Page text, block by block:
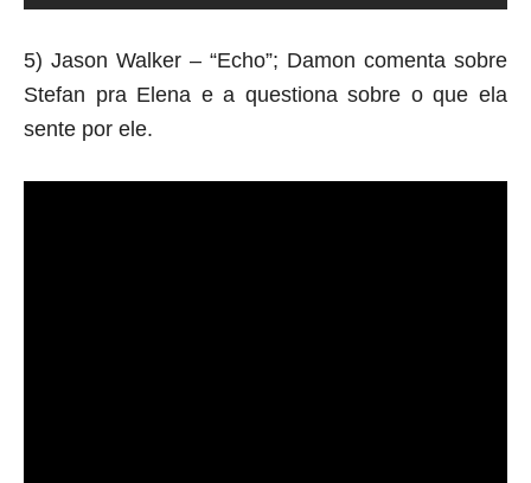
5) Jason Walker – “Echo”; Damon comenta sobre
Stefan pra Elena e a questiona sobre o que ela
sente por ele.